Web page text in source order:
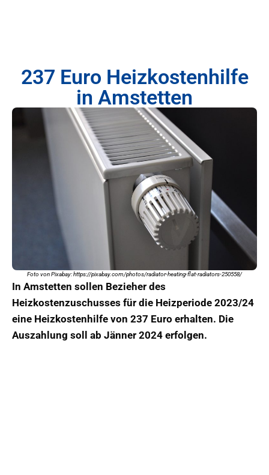
237 Euro Heizkostenhilfe
in Amstetten
Foto von Pixabay: https://pixabay.com/photos/radiator-heating-flat-radiators-250558/
In Amstetten sollen Bezieher des
Heizkostenzuschusses für die Heizperiode 2023/24
eine Heizkostenhilfe von 237 Euro erhalten. Die
Auszahlung soll ab Jänner 2024 erfolgen.